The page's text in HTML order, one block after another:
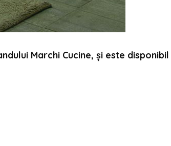
Marchi Cucine, și este